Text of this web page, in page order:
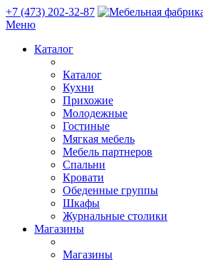
+7 (473) 202-32-87
Меню
Каталог
Каталог
Кухни
Прихожие
Молодежные
Гостиные
Мягкая мебель
Мебель партнеров
Спальни
Кровати
Обеденные группы
Шкафы
Журнальные столики
Магазины
Магазины